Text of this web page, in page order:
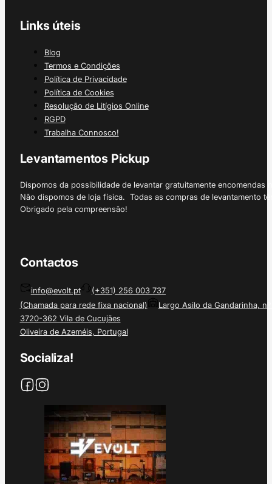
Links úteis
Blog
Termos e Condições
Política de Privacidade
Política de Cookies
Resolução de Litígios Online
RGPD
Trabalha Connosco!
Levantamentos Pickup
Dispomos da possibilidade de levantar gratuitamente
Não dispomos de loja física. Todas as compras de levantamento
Obrigado pela compreensão!
Contactos
info@evolt.pt
(+351) 256 003 737
(Chamada para rede fixa nacional)
Largo Asilo da Gandarinha, nº
3720-362 Vila de Cucujães
Oliveira de Azeméis, Portugal
Socializa!